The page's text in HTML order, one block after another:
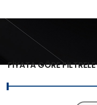
FIYATA GÖRE FILTRELE